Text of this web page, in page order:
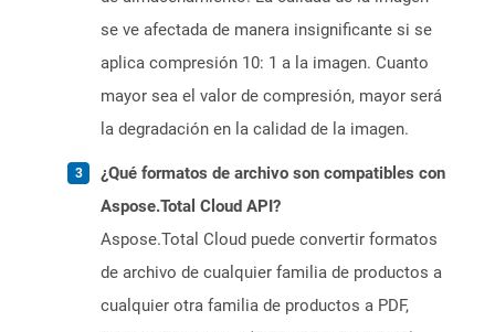
se ve afectada de manera insignificante si se
aplica compresión 10: 1 a la imagen. Cuanto
mayor sea el valor de compresión, mayor será
la degradación en la calidad de la imagen.
¿Qué formatos de archivo son compatibles con
Aspose.Total Cloud API?
Aspose.Total Cloud puede convertir formatos
de archivo de cualquier familia de productos a
cualquier otra familia de productos a PDF,